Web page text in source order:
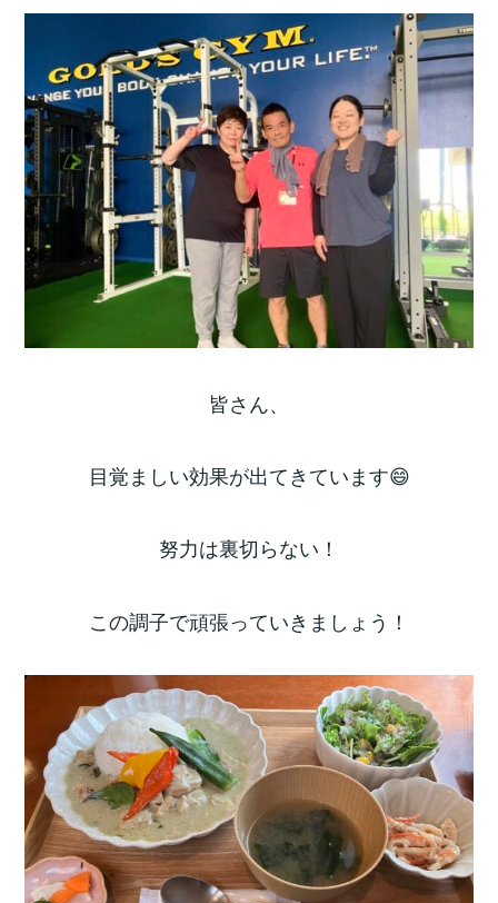
皆さん、
目覚ましい効果が出てきています😄
努力は裏切らない！
この調子で頑張っていきましょう！